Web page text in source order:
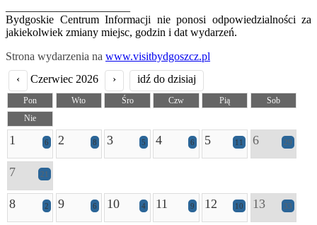
Bydgoskie Centrum Informacji nie ponosi odpowiedzialności za
jakiekolwiek zmiany miejsc, godzin i dat wydarzeń.
Strona wydarzenia na www.visitbydgoszcz.pl
‹
Czerwiec 2026 › idź do dzisiaj
Pon Wto Śro Czw Pią
Sob
Nie
1 6 2 8 3 5 4 6 5 11 6 29
7 21
8 2 9 6 10 4 11 9 12 10 13 33